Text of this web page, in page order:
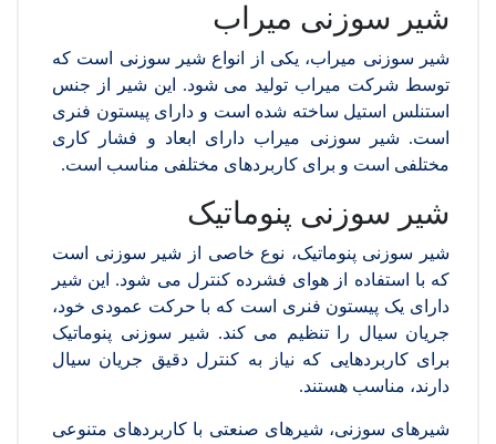
شیر سوزنی میراب
شیر سوزنی میراب، یکی از انواع شیر سوزنی است که
توسط شرکت میراب تولید می شود. این شیر از جنس
استنلس استیل ساخته شده است و دارای پیستون فنری
است. شیر سوزنی میراب دارای ابعاد و فشار کاری
مختلفی است و برای کاربردهای مختلفی مناسب است.
شیر سوزنی پنوماتیک
شیر سوزنی پنوماتیک، نوع خاصی از شیر سوزنی است
که با استفاده از هوای فشرده کنترل می شود. این شیر
دارای یک پیستون فنری است که با حرکت عمودی خود،
جریان سیال را تنظیم می کند. شیر سوزنی پنوماتیک
برای کاربردهایی که نیاز به کنترل دقیق جریان سیال
دارند، مناسب هستند.
شیرهای سوزنی، شیرهای صنعتی با کاربردهای متنوعی